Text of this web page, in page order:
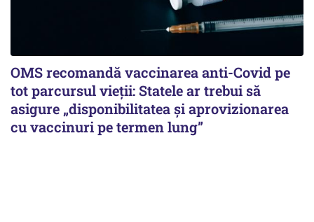
OMS recomandă vaccinarea anti-Covid pe
tot parcursul vieții: Statele ar trebui să
asigure „disponibilitatea și aprovizionarea
cu vaccinuri pe termen lung”